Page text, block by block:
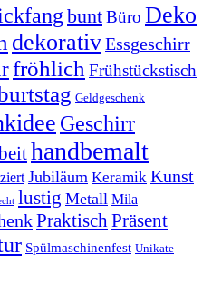
buntBüro Deko
dekorativEssgeschirr
fröhlich Frühstückstisch
Geldgeschenk
Geschirr
handbemalt
Jubiläum Keramik Kunst
lustig Metall Mila
PraktischPräsent
Spülmaschinenfest Unikate